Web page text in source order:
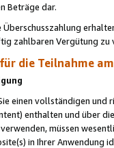
Beträge dar.
zahlbaren Vergütung zu
die Teilnahme
einen vollständigen
enthalten und über
müssen
in Ihrer Anwendung